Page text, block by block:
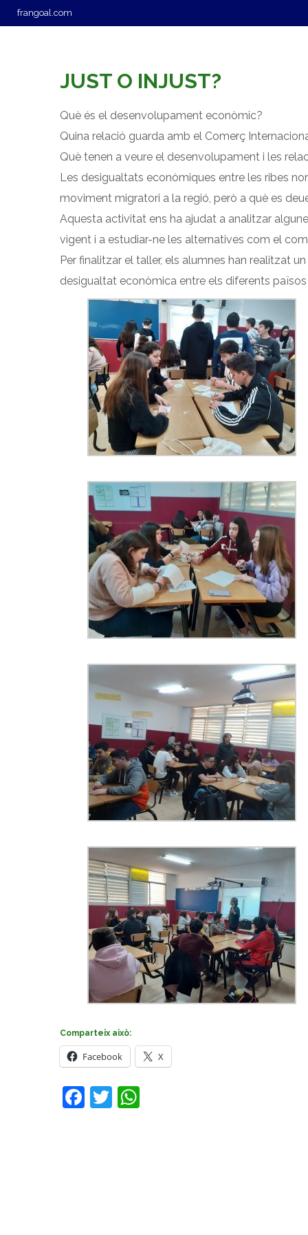
frangoal.com
JUST O INJUST?
Què és el desenvolupament econòmic?
Quina relació guarda amb el Comerç
Què tenen a veure el desenvolupament i les
Les desigualtats econòmiques entre les ribes
moviment migratori a la regió, però a què es
Aquesta activitat ens ha ajudat a analitzar
vigent i a estudiar-ne les alternatives com el
Per finalitzar el taller, els alumnes han realitzat
desigualtat econòmica entre els diferents
Comparteix això:
Facebook X
Facebook
Twitter